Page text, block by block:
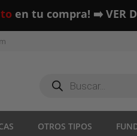
en tu compra! ➡️ VER
Búsqueda
productos
OTROS TIPOS